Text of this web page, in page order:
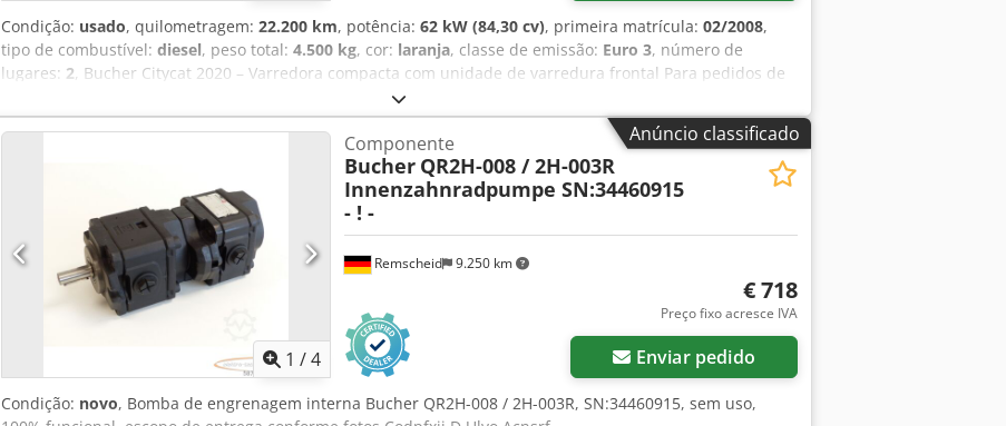
Condição: usado, quilometragem: 22.200 km, potência: 62 kW (84,30 cv), primeira matrícula: 02/2008,
tipo de combustível: diesel, peso total: 4.500 kg, cor: laranja, classe de emissão: Euro 3, número de
lugares: 2, Bucher Citycat 2020 – Varredora compacta com unidade de varredura frontal Para pedidos de
informação: Estado: muito bom * Fabricante: Bucher * Modelo: CityCat 2020 * Cabine fechada com boa
visibilidade panorâmica * Escova lateral esquerda * Escova lateral direita * Escova frontal * Recipiente de
sucção Credezphnxjpfx Acnjf ----Preço: 12.900 €, mais 19% de IVA. Para mais informações, pode contactar-
nos através dos seguintes números de telefone: Nós falamos: alemão, inglês, francês e...? Reservamo-nos
o direito de corrigir erros de ortografia, omissões e vendas intermediárias.
Anúncio classificado
1 /4
Remscheid 9.250 km
Componente
Bucher QR2H-008 / 2H-003R
Innenzahnradpumpe SN:34460915
- ! -
€ 718
Preço fixo acresce IVA
Enviar pedido
Condição: novo, Bomba de engrenagem interna Bucher QR2H-008 / 2H-003R, SN:34460915, sem uso,